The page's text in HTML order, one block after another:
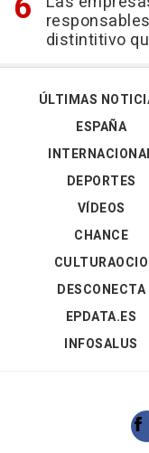
distintitivo
ÚLTIMAS
ESPAÑA
DEPORTES
VÍDEOS
CHANCE
CULTURAOCIO
DESCONECTA
EPDATA.ES
INFOSALUS